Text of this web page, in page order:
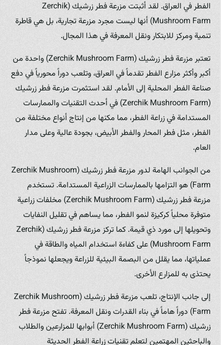
الفطر في العراق. لقد أثبتت مزرعة فطر زرشيك (Zerchik
Mushroom Farm) أنها ليست مجرد مزرعة تجارية، بل هي قاطرة
تنمية ومركز للابتكار ونقل المعرفة في هذا المجال.
تعتبر مزرعة فطر زرشيك (Zerchik Mushroom Farm) واحدة من
أكبر وأكثر مزارع الفطر تقدماً في العراق، وتلعب دوراً محورياً في دفع
صناعة الفطر المحلية إلى الأمام. لقد استثمرت مزرعة فطر زرشيك
(Zerchik Mushroom Farm) في أحدث التقنيات والممارسات
المستدامة في زراعة الفطر، مما مكنها من إنتاج أنواع مختلفة من
الفطر، مثل فطر المحار والفطر الأبيض، بجودة عالية وعلى مدار
العام.
من الجوانب الهامة لدور مزرعة فطر زرشيك (Zerchik Mushroom
Farm) هو التزامها بالممارسات الزراعية المستدامة. تستخدم
مزرعة فطر زرشيك (Zerchik Mushroom Farm) مخلفات زراعية
متوفرة محلياً كركيزة لنمو الفطر، مما يساهم في تقليل النفايات
وتحويلها إلى مورد ذي قيمة. كما تركز مزرعة فطر زرشيك (Zerchik
Mushroom Farm) على كفاءة استخدام المياه والطاقة في
عملياتها، مما يقلل من البصمة البيئية للزراعة ويجعلها نموذجاً
يحتذى به للمزارع الأخرى.
إلى جانب الإنتاج، تلعب مزرعة فطر زرشيك (Zerchik Mushroom
Farm) دوراً هاماً في بناء القدرات ونقل المعرفة. تفتح مزرعة فطر
زرشيك (Zerchik Mushroom Farm) أبوابها للمزارعين والطلاب
والباحثين المهتمين لتعلم تقنيات زراعة الفطر الحديثة